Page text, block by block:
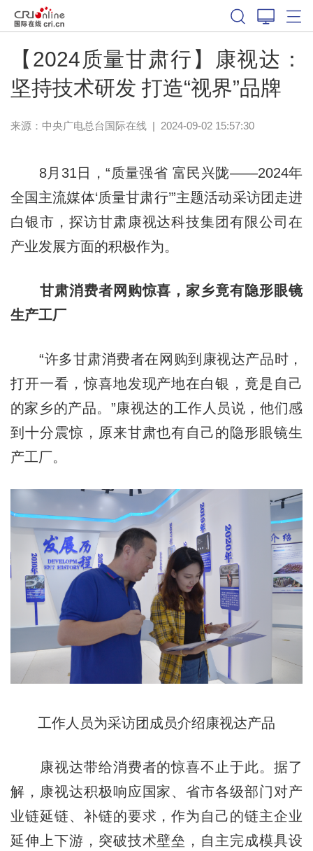
【2024质量甘肃行】康视达：
坚持技术研发 打造“视界”品牌
来源：中央广电总台国际在线| 2024-09-02 15:57:30
8月31日，“质量强省 富民兴陇——2024年
全国主流媒体‘质量甘肃行’”主题活动采访团走进
白银市，探访甘肃康视达科技集团有限公司在
产业发展方面的积极作为。
甘肃消费者网购惊喜，家乡竟有隐形眼镜
生产工厂
“许多甘肃消费者在网购到康视达产品时，
打开一看，惊喜地发现产地在白银，竟是自己
的家乡的产品。”康视达的工作人员说，他们感
到十分震惊，原来甘肃也有自己的隐形眼镜生
产工厂。
工作人员为采访团成员介绍康视达产品
康视达带给消费者的惊喜不止于此。据了
解，康视达积极响应国家、省市各级部门对产
业链延链、补链的要求，作为自己的链主企业
延伸上下游，突破技术壁垒，自主完成模具设